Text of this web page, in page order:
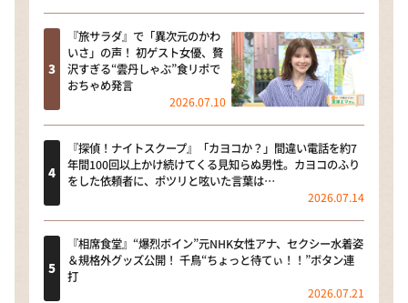
『旅サラダ』で「異次元のかわ
いさ」の声！ 初ゲスト女優、贅
沢すぎる“雲丹しゃぶ”食リポで
おちゃめ発言
2026.07.10
『探偵！ナイトスクープ』「カヨコか？」間違い電話を約7
年間100回以上かけ続けてくる見知らぬ男性。カヨコのふり
をした依頼者に、ポツリと呟いた言葉は…
2026.07.14
『相席食堂』“爆烈ボイン”元NHK女性アナ、セクシー水着姿
＆規格外グッズ公開！ 千鳥“ちょっと待てぃ！！”ボタン連
打
2026.07.21